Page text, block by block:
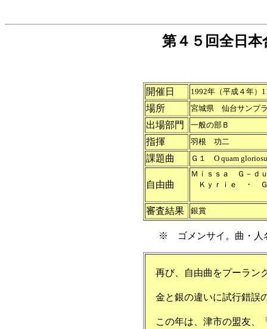
第４５回全日
開催日 1992年（平成４年）
場所 宮城県 仙台サンプ
出場部門 一般の部Ｂ
指揮 羽根 功二
課題曲 Ｇ１ O quam
自由曲
Ｍｉｓｓａ Ｇ－ｄ
Ｋｙｒｉｅ ・ Ｇ
審査結果 銀賞
※ ゴメンサイ。曲・人
再び、自由曲をプーラン
金と銀の違いに試行錯誤
この年は、津市の盟友、